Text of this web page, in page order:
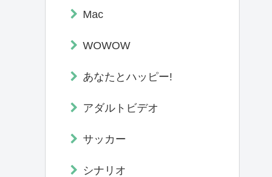
Mac
WOWOW
あなたとハッピー!
アダルトビデオ
サッカー
シナリオ